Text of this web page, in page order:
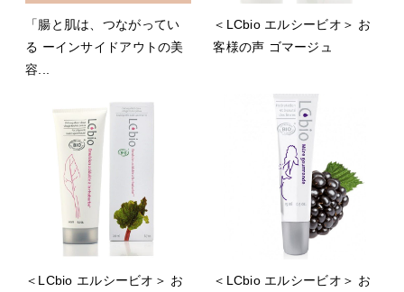
「腸と肌は、つながってい
る ーインサイドアウトの美
容...
＜LCbio エルシービオ＞ お
客様の声 ゴマージュ
＜LCbio エルシービオ＞ お
＜LCbio エルシービオ＞ お